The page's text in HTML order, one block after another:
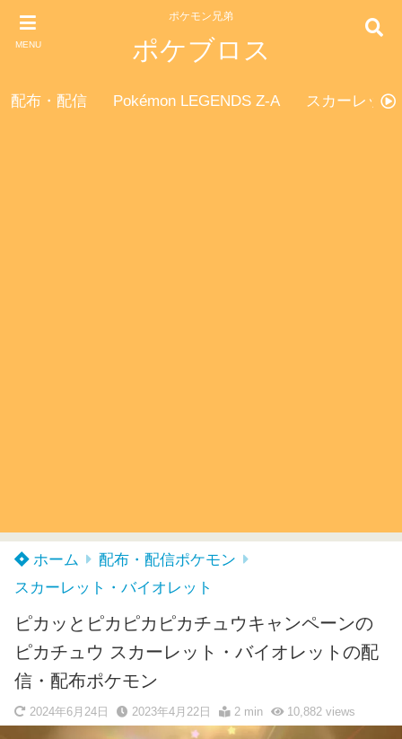
MENU
ポケモン兄弟
ポケブロス
配布・配信 Pokémon LEGENDS Z-A スカーレッ
ホーム
配布・配信ポケモン
スカーレット・バイオレット
ピカッとピカピカピカチュウキャンペーンの
ピカチュウ スカーレット・バイオレットの配
信・配布ポケモン
2024年6月24日 2023年4月22日 2 min 10,882views